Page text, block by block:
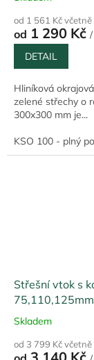
Hliníková
od 1 561 Kč včetně
od 1 290 Kč
DETAIL
Hliníková
zelené střechy o
300x300 mm je...
KSO 100 - plný
Střešní vtok s
75,110,125mm
Skladem
od 3 799 Kč včetně